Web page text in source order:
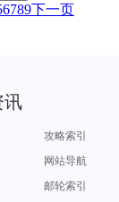
6789下一页
讯
攻略索引
网站导航
邮轮索引